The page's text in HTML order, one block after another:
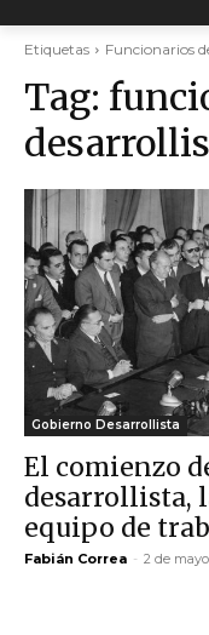
Etiquetas Funcionarios
Tag:
Gobierno Desarrollista
El comienzo
desarrollista,
equipo de
Fabián Correa - 2 de